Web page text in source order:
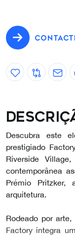
Descubra este
prestigiado
Riverside
contemporânea
Prémio
arquitetura.
Rodeado por
Factory integra